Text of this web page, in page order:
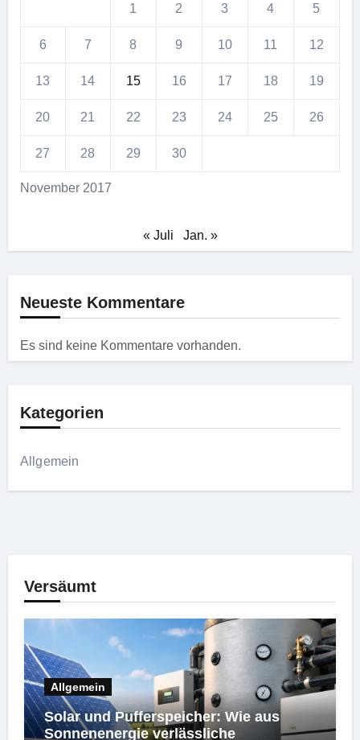
November 2017
1 2 3 4 5
6 7 8 9 10 11 12
13 14 15 16 17 18 19
20 21 22 23 24 25 26
27 28 29 30
« Juli Jan. »
Neueste Kommentare
Es sind keine Kommentare vorhanden.
Kategorien
Allgemein
Versäumt
Allgemein
Solar und Pufferspeicher: Wie aus
Sonnenenergie verlässliche